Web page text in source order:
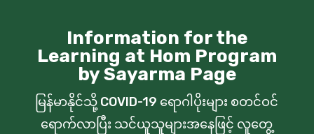
Information for the
Learning at Hom Program
by Sayarma Page
မြန်မာနိုင်သို့ COVID-19 ရောဂါပိုးများ စတင်ဝင်
ရောက်လာပြီး သင်ယူသူများအနေဖြင့် လူတွေ့